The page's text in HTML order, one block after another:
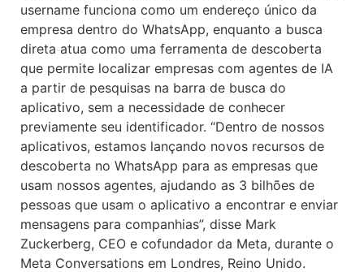
username funciona como um endereço único da
empresa dentro do WhatsApp, enquanto a busca
direta atua como uma ferramenta de descoberta
que permite localizar empresas com agentes de IA
a partir de pesquisas na barra de busca do
aplicativo, sem a necessidade de conhecer
previamente seu identificador. “Dentro de nossos
aplicativos, estamos lançando novos recursos de
descoberta no WhatsApp para as empresas que
usam nossos agentes, ajudando as 3 bilhões de
pessoas que usam o aplicativo a encontrar e enviar
mensagens para companhias”, disse Mark
Zuckerberg, CEO e cofundador da Meta, durante o
Meta Conversations em Londres, Reino Unido.